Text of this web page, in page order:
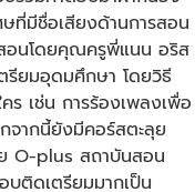
มีชื่อเสียงด้านการสอน
อนโดยคุณครูพี่แนน อริส
รียมอุดมศึกษา โดยวิธี
ร เช่น การร้องเพลงเพื่อ
ากนี้ยังมีคอร์สตะลุย
ย O-plus สถาบันสอน
ติดเตรียมมากเป็น